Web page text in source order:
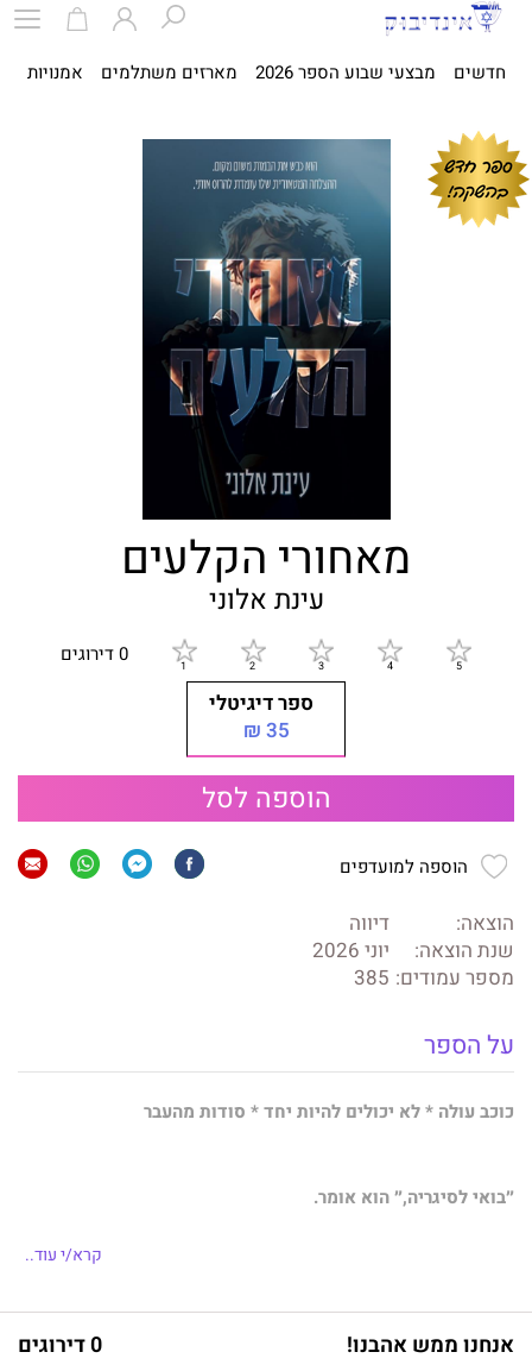
חדשים מבצעי שבוע הספר 2026 מארזים משתלמים אמנויות
מאחורי הקלעים
עינת אלוני
0 דירוגים
ספר דיגיטלי
35 ₪
הוספה לסל
הוספה למועדפים
הוצאה:
דיווה
שנת הוצאה:
יוני 2026
מספר עמודים: 385
על הספר
כוכב עולה * לא יכולים להיות יחד * סודות מהעבר
״בואי לסיגריה,״ הוא אומר.
הסיגריה עליי.״ הוא מסתכל עליי במבט מתגרה.
קרא/י עוד..
אנחנו ממש אהבנו! 0 דירוגים